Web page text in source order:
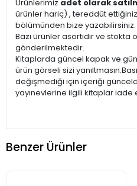
Ürünlerimiz adet olarak
ürünler hariç) , tereddüt
bölümünden bize yazabilirsiniz.
Bazı ürünler asortidir ve
gönderilmektedir.
Kitaplarda güncel kapak ve
ürün görseli sizi
değişmediği için içeriği
yayınevlerine ilgili kitaplar iade
Benzer Ürünler